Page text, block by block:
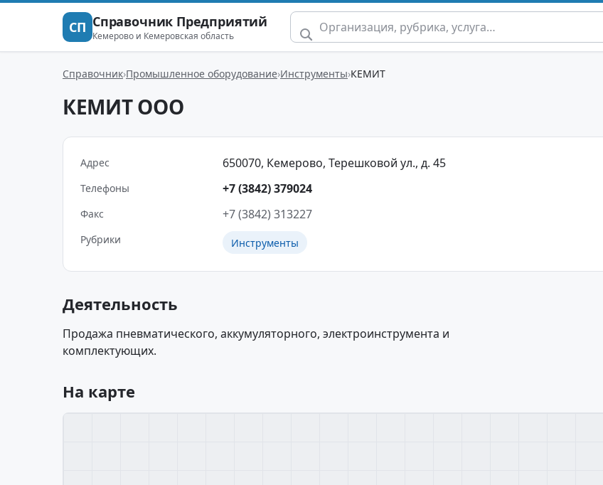
СП Справочник Предприятий
Кемерово и Кемеровская область
Справочник Промышленное оборудование Инструменты КЕМИТ
КЕМИТ ООО
Адрес 650070, Кемерово, Терешковой ул., д. 45
Телефоны +7 (3842) 379024
Факс +7 (3842) 313227
Рубрики Инструменты
Деятельность
Продажа пневматического, аккумуляторного, электроинструмента и
комплектующих.
На карте